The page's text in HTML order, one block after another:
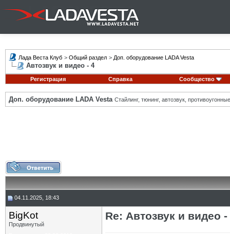
Лада Веста Клуб > Общий раздел > Доп. оборудование LADA Vesta
Автозвук и видео - 4
Регистрация Справка Сообщество
Доп. оборудование LADA Vesta Стайлинг, тюнинг, автозвук,
04.11.2025, 18:43
BigKot
Продвинутый
Re: Автозвук и видео -